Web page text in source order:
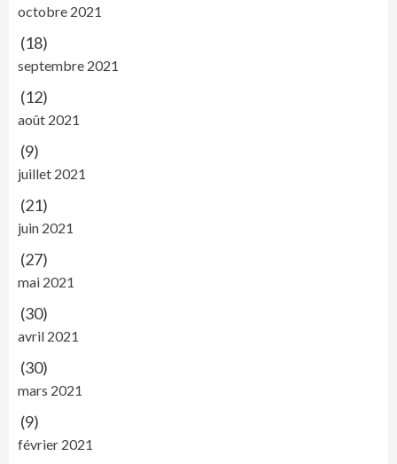
octobre 2021
(18)
septembre 2021
(12)
août 2021
(9)
juillet 2021
(21)
juin 2021
(27)
mai 2021
(30)
avril 2021
(30)
mars 2021
(9)
février 2021